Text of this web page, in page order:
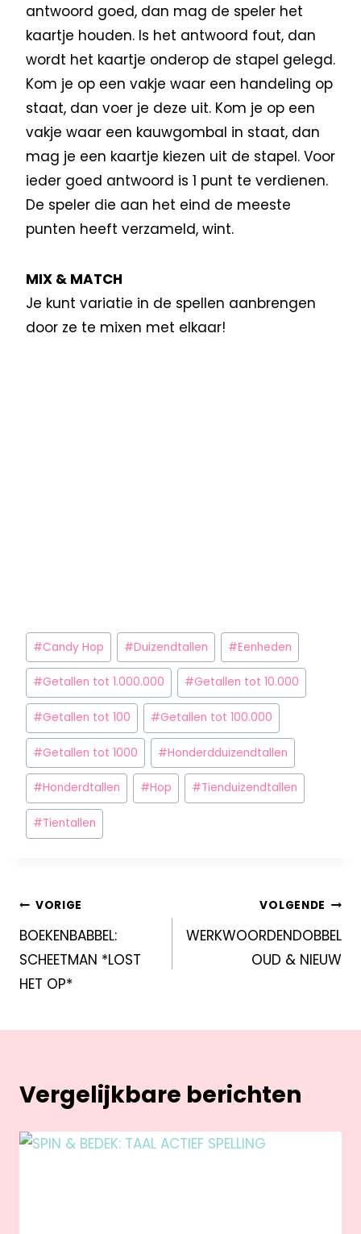
antwoord goed, dan mag de speler het
kaartje houden. Is het antwoord fout, dan
wordt het kaartje onderop de stapel gelegd.
Kom je op een vakje waar een handeling op
staat, dan voer je deze uit. Kom je op een
vakje waar een kauwgombal in staat, dan
mag je een kaartje kiezen uit de stapel. Voor
ieder goed antwoord is 1 punt te verdienen.
De speler die aan het eind de meeste
punten heeft verzameld, wint.
MIX & MATCH
Je kunt variatie in de spellen aanbrengen
door ze te mixen met elkaar!
#Candy Hop #Duizendtallen #Eenheden
#Getallen tot 1.000.000 #Getallen tot 10.000
#Getallen tot 100 #Getallen tot 100.000
#Getallen tot 1000 #Honderdduizendtallen
#Honderdtallen #Hop #Tienduizendtallen
#Tientallen
VORIGE
BOEKENBABBEL:
SCHEETMAN *LOST
HET OP*
VOLGENDE
WERKWOORDENDOBBEL
OUD & NIEUW
Vergelijkbare berichten